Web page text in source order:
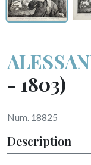
- 1803)
Num. 18825
Description